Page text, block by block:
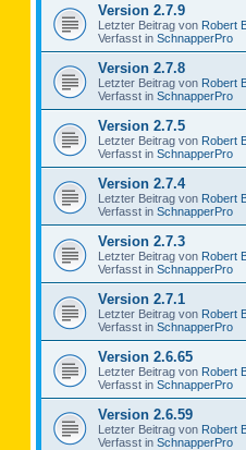
Version 2.7.9
Letzter Beitrag von Robert
Verfasst in SchnapperPro
Version 2.7.8
Letzter Beitrag von Robert
Verfasst in SchnapperPro
Version 2.7.5
Letzter Beitrag von Robert
Verfasst in SchnapperPro
Version 2.7.4
Letzter Beitrag von Robert
Verfasst in SchnapperPro
Version 2.7.3
Letzter Beitrag von Robert
Verfasst in SchnapperPro
Version 2.7.1
Letzter Beitrag von Robert
Verfasst in SchnapperPro
Version 2.6.65
Letzter Beitrag von Robert
Verfasst in SchnapperPro
Version 2.6.59
Letzter Beitrag von Robert
Verfasst in SchnapperPro